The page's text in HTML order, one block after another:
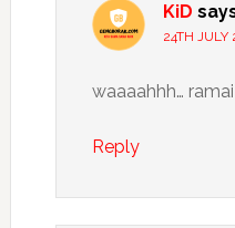
KiD
24TH JULY
waaaahhh…
Reply